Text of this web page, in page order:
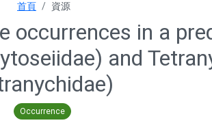
首頁 資源
occurrences in a
and
Occurrence